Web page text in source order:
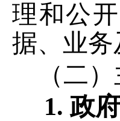
理和公
据、业
（二
1. 政